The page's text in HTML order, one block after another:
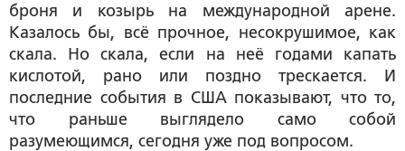
броня и козырь на международной арене.
Казалось бы, всё прочное, несокрушимое, как
скала. Но скала, если на неё годами капать
кислотой, рано или поздно трескается. И
последние события в США показывают, что то,
что раньше выглядело само собой
разумеющимся, сегодня уже под вопросом.